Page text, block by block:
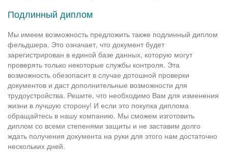
Подлинный диплом
Мы имеем возможность предложить также подлинный диплом
фельдшера. Это означает, что документ будет
зарегистрирован в единой базе данных, которую могут
проверять только некоторые службы контроля. Эта
возможность обезопасит в случае дотошной проверки
документов и даст дополнительные возможности для
трудоустройства. Решите, что необходимо Вам для изменения
жизни в лучшую сторону! И если это покупка диплома
обращайтесь в нашу компанию. Мы сможем изготовить
диплом со всеми степенями защиты и не заставим долго
ждать получения документа на руки для этого нам достаточно
нескольких дней.